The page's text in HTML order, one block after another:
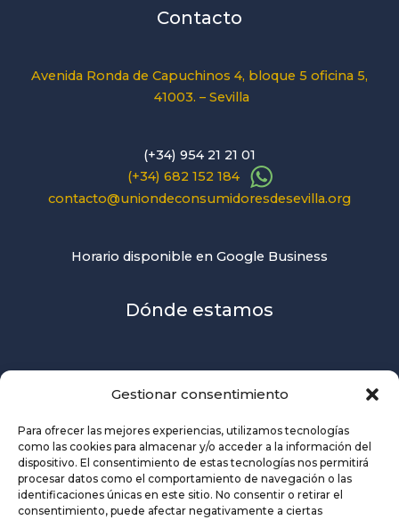
Gestionar consentimiento
Para ofrecer las mejores experiencias, utilizamos tecnologías
como las cookies para almacenar y/o acceder a la información del
dispositivo. El consentimiento de estas tecnologías nos permitirá
procesar datos como el comportamiento de navegación o las
identificaciones únicas en este sitio. No consentir o retirar el
consentimiento, puede afectar negativamente a ciertas
Contacto
Avenida Ronda de Capuchinos 4, bloque 5 oficina 5,
41003. – Sevilla
(+34) 954 21 21 01
(+34) 682 152 184
contacto@uniondeconsumidoresdesevilla.org
Horario disponible en Google Business
Dónde estamos